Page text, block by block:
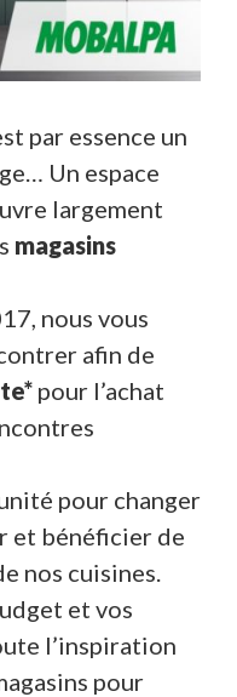
par essence un
Un espace
largement
magasins
nous vous
afin de
pour l’achat
pour changer
et bénéficier de
nos cuisines.
et vos
l’inspiration
pour